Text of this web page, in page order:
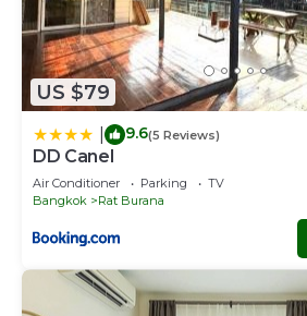
US $79
9.6(5 Reviews)
DD Canel
Air Conditioner Parking
TV
Bangkok
Rat Burana